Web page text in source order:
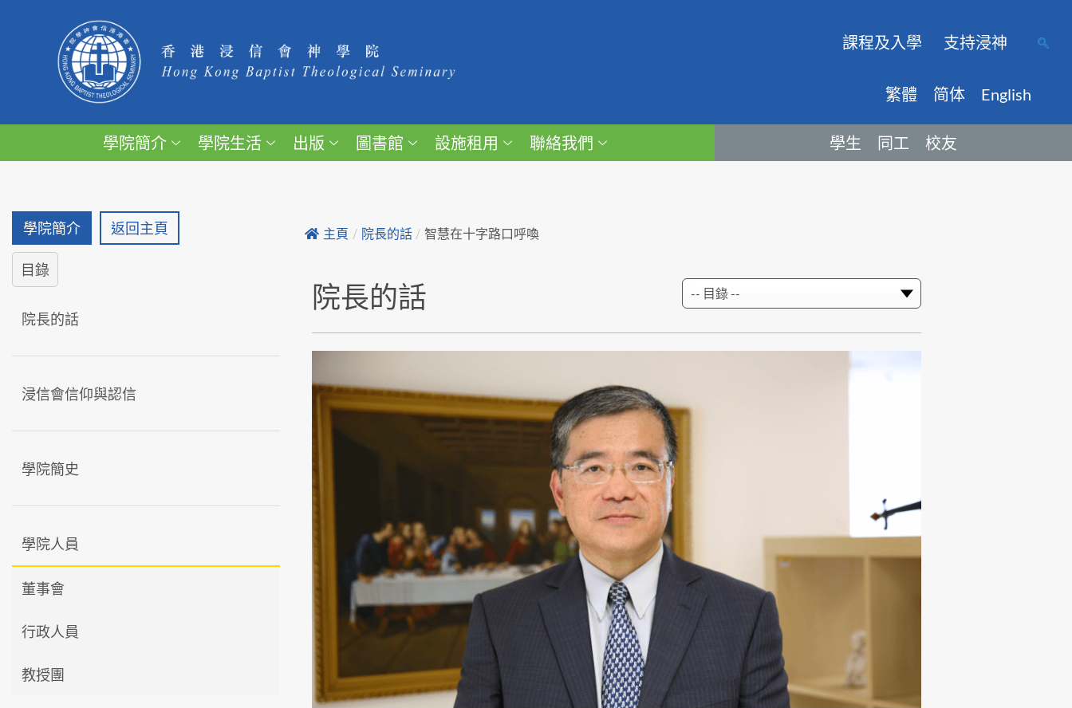
課程及入學 支持浸神
繁體 简体 English
學院簡介 學院生活 出版 圖書館 設施租用 聯絡我們 學生 同工 校友
學院簡介 返回主頁
目錄
院長的話
浸信會信仰與認信
學院簡史
學院人員
董事會
行政人員
教授團
主頁 / 院長的話 / 智慧在十字路口呼喚
院長的話